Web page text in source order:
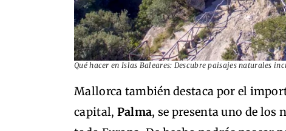
Qué hacer en Islas Baleares: Descubre paisajes naturales
Mallorca también destaca por el
capital, Palma, se presenta uno de los